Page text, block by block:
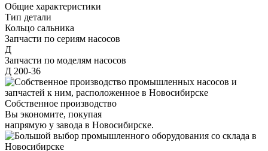
Общие характеристики
Тип детали
Кольцо сальника
Запчасти по сериям насосов
Д
Запчасти по моделям насосов
Д 200-36
Собственное производство
Вы экономите, покупая
напрямую у завода в Новосибирске.